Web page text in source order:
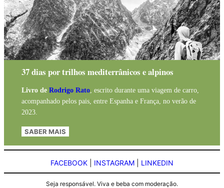
37 dias por trilhos mediterrânicos e alpinos
Livro de Rodrigo Rato, escrito durante uma viagem de carro,
acompanhado pelos pais, entre Espanha e França, no verão de
2023.
SABER MAIS
FACEBOOK INSTAGRAM LINKEDIN
Seja responsável. Viva e beba com moderação.